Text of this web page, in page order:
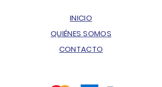
INICIO
QUIÉNES SOMOS
CONTACTO